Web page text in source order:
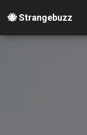
🐝 Strangebuzz